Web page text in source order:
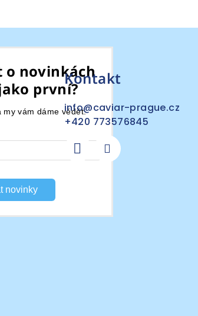
o novinkách
první?
my vám dáme vědět.
novinky
Kontakt
info@caviar-prague.cz
+420 773576845